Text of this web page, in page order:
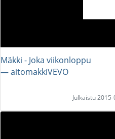
Mäkki - Joka viikonloppu
― aitomakkiVEVO
Julkaistu